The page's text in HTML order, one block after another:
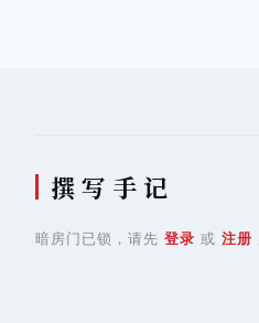
撰 写 手 记
暗房门已锁，请先 登录 或 注册